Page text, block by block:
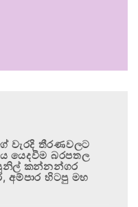
වැරදි තීරණවලට
යෙදවීම බරපතල
කන්නන්ගර
අම්පාර හිටපු මහ